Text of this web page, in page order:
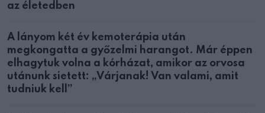
az életedben
A lányom két év kemoterápia után
megkongatta a győzelmi harangot. Már éppen
elhagytuk volna a kórházat, amikor az orvosa
utánunk sietett: „Várjanak! Van valami, amit
tudniuk kell”